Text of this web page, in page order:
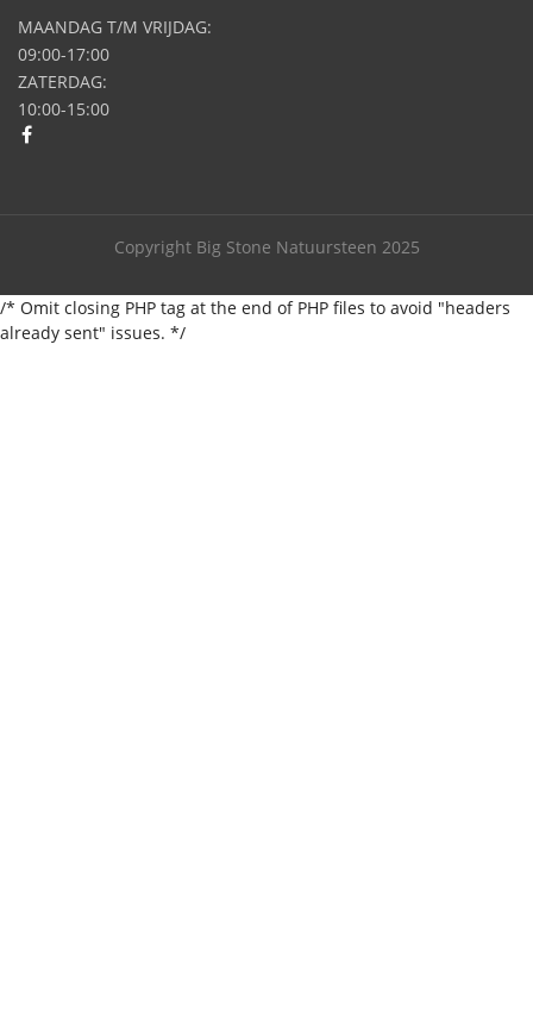
MAANDAG T/M VRIJDAG:
09:00-17:00
ZATERDAG:
10:00-15:00
Copyright Big Stone Natuursteen 2025
/* Omit closing PHP tag at the end of PHP files to avoid "headers
already sent" issues. */